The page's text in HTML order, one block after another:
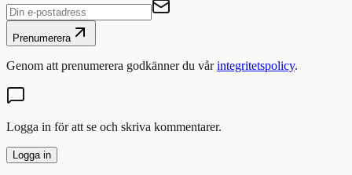
Prenumerera
Genom att prenumerera godkänner du vår integritetspolicy.
Logga in för att se och skriva kommentarer.
Logga in